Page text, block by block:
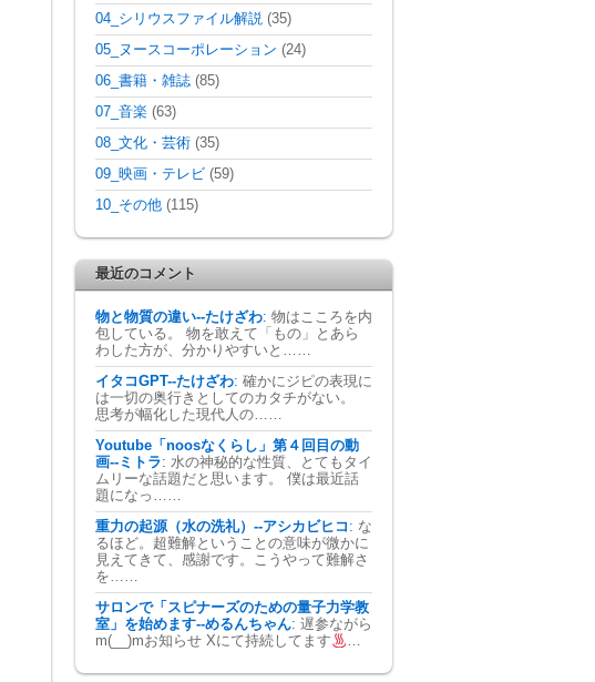
04_シリウスファイル解説 (35)
05_ヌースコーポレーション (24)
06_書籍・雑誌 (85)
07_音楽 (63)
08_文化・芸術 (35)
09_映画・テレビ (59)
10_その他 (115)
最近のコメント
物と物質の違い--たけざわ: 物はこころを内
包している。 物を敢えて「もの」とあら
わした方が、分かりやすいと……
イタコGPT--たけざわ: 確かにジピの表現に
は一切の奥行きとしてのカタチがない。
思考が幅化した現代人の……
Youtube「noosなくらし」第４回目の動
画--ミトラ: 水の神秘的な性質、とてもタイ
ムリーな話題だと思います。 僕は最近話
題になっ……
重力の起源（水の洗礼）--アシカビヒコ : な
るほど。超難解ということの意味が微かに
見えてきて、感謝です。こうやって難解さ
を……
サロンで「スピナーズのための量子力学教
室」を始めます--めるんちゃん: 遅参ながら
m(__)mお知らせ Xにて持続してます
…